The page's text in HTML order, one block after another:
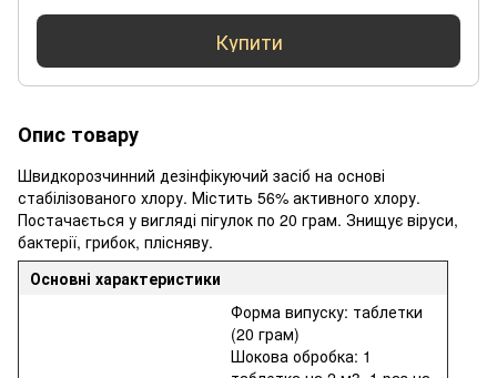
Купити
Опис товару
Швидкорозчинний дезінфікуючий засіб на основі
стабілізованого хлору. Містить 56% активного хлору.
Постачається у вигляді пігулок по 20 грам. Знищує віруси,
бактерії, грибок, плісняву.
Основні характеристики
Форма випуску: таблетки
(20 грам)
Шокова обробка: 1